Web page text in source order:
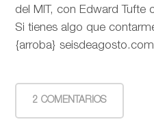
del MIT, con Edward Tufte
Si tienes algo que
{arroba} seisdeagosto.com
2 COMENTARIOS